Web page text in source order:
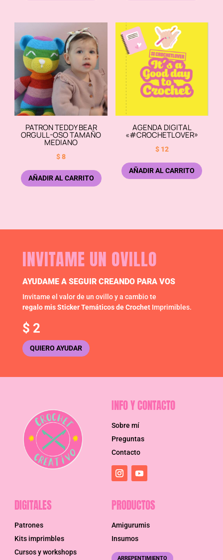
$ 7.$ 6.
PATRON TEDDY BEAR
ORGULL-OSO TAMAÑO
MEDIANO
$8
AÑADIR AL CARRITO
AGENDA DIGITAL
«#CROCHETLOVER»
$12
AÑADIR AL CARRITO
INVITAME UN OVILLO
AYUDAME A SEGUIR CREANDO PARA VOS
Invitame el valor de un ovillo y a cambio te
regalo mis Sticker Temáticos de CrochetImprimibles.
$ 2
QUIERO AYUDAR
INFO Y CONTACTO
Sobre mí
Preguntas
Contacto
DIGITALES
Patrones
Kits imprimbles
Cursos y workshops
PRODUCTOS
Amigurumis
Insumos
ARREPENTIMIENTO